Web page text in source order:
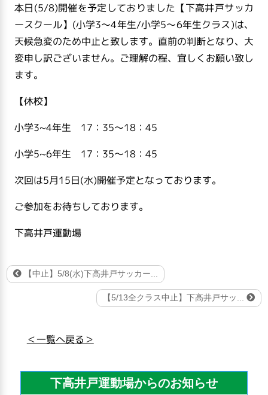
本日(5/8)開催を予定しておりました【下高井戸サッカ
ースクール】(小学3～4年生/小学5～6年生クラス)は、
天候急変のため中止と致します。直前の判断となり、大
変申し訳ございません。ご理解の程、宜しくお願い致し
ます。
【休校】
小学3~4年生 17：35～18：45
小学5~6年生 17：35～18：45
次回は5月15日(水)開催予定となっております。
ご参加をお待ちしております。
下高井戸運動場
【中止】5/8(水)下高井戸サッカー...
【5/13全クラス中止】下高井戸サッ...
＜一覧へ戻る＞
下高井戸運動場からのお知らせ